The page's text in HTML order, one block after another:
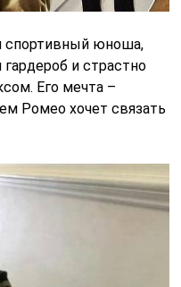
спортивный юноша,
и страстно
Его мечта –
Ромео хочет связать